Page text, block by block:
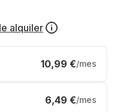
alquiler
10,99 €/mes
6,49 €/mes